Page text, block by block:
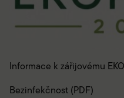
Informace k zářijovému
Bezinfekčnost (PDF)